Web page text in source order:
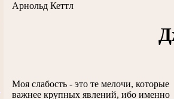
Арнольд Кеттл
Моя слабость - это те мелочи, которые
важнее крупных явлений, ибо именно